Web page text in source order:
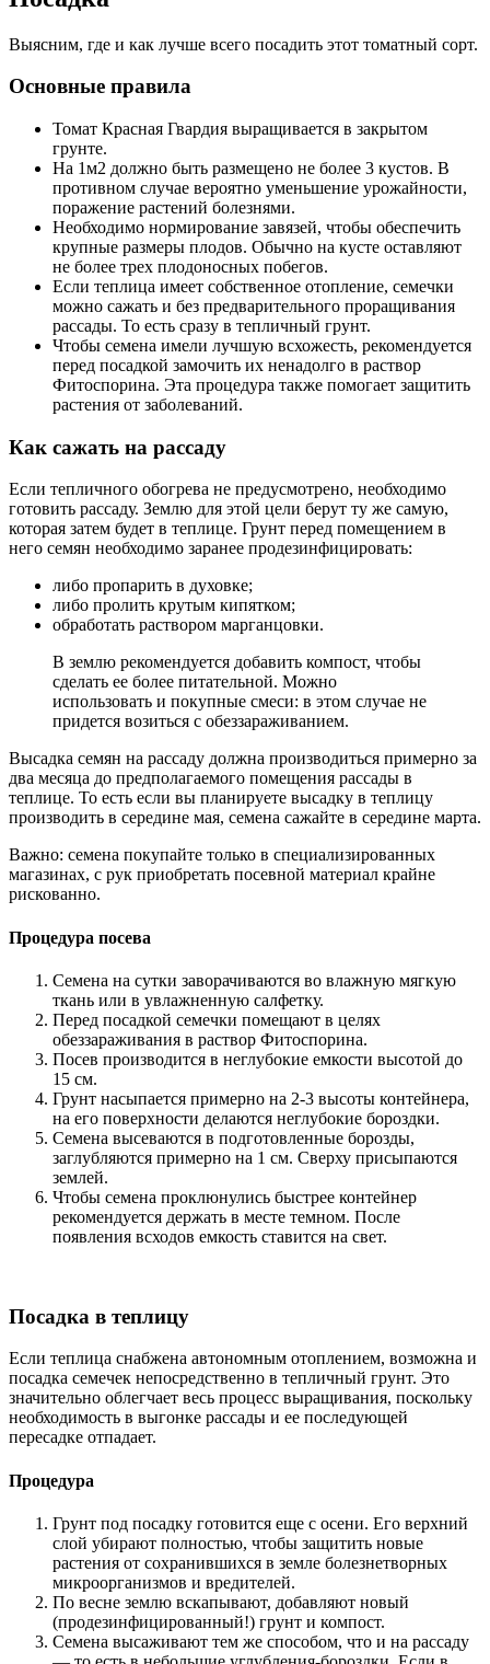
Выясним, где и как лучше всего посадить этот томатный сорт.
Основные правила
Томат Красная Гвардия выращивается в закрытом
грунте.
На 1м2 должно быть размещено не более 3 кустов. В
противном случае вероятно уменьшение урожайности,
поражение растений болезнями.
Необходимо нормирование завязей, чтобы обеспечить
крупные размеры плодов. Обычно на кусте оставляют
не более трех плодоносных побегов.
Если теплица имеет собственное отопление, семечки
можно сажать и без предварительного проращивания
рассады. То есть сразу в тепличный грунт.
Чтобы семена имели лучшую всхожесть, рекомендуется
перед посадкой замочить их ненадолго в раствор
Фитоспорина. Эта процедура также помогает защитить
растения от заболеваний.
Как сажать на рассаду
Если тепличного обогрева не предусмотрено, необходимо
готовить рассаду. Землю для этой цели берут ту же самую,
которая затем будет в теплице. Грунт перед помещением в
него семян необходимо заранее продезинфицировать:
либо пропарить в духовке;
либо пролить крутым кипятком;
обработать раствором марганцовки.
В землю рекомендуется добавить компост, чтобы
сделать ее более питательной. Можно
использовать и покупные смеси: в этом случае не
придется возиться с обеззараживанием.
Высадка семян на рассаду должна производиться примерно за
два месяца до предполагаемого помещения рассады в
теплице. То есть если вы планируете высадку в теплицу
производить в середине мая, семена сажайте в середине марта.
Важно: семена покупайте только в специализированных
магазинах, с рук приобретать посевной материал крайне
рискованно.
Процедура посева
Семена на сутки заворачиваются во влажную мягкую
ткань или в увлажненную салфетку.
Перед посадкой семечки помещают в целях
обеззараживания в раствор Фитоспорина.
Посев производится в неглубокие емкости высотой до
15 см.
Грунт насыпается примерно на 2-3 высоты контейнера,
на его поверхности делаются неглубокие бороздки.
Семена высеваются в подготовленные борозды,
заглубляются примерно на 1 см. Сверху присыпаются
землей.
Чтобы семена проклюнулись быстрее контейнер
рекомендуется держать в месте темном. После
появления всходов емкость ставится на свет.
Посадка в теплицу
Если теплица снабжена автономным отоплением, возможна и
посадка семечек непосредственно в тепличный грунт. Это
значительно облегчает весь процесс выращивания, поскольку
необходимость в выгонке рассады и ее последующей
пересадке отпадает.
Процедура
Грунт под посадку готовится еще с осени. Его верхний
слой убирают полностью, чтобы защитить новые
растения от сохранившихся в земле болезнетворных
микроорганизмов и вредителей.
По весне землю вскапывают, добавляют новый
(продезинфицированный!) грунт и компост.
Семена высаживают тем же способом, что и на рассаду